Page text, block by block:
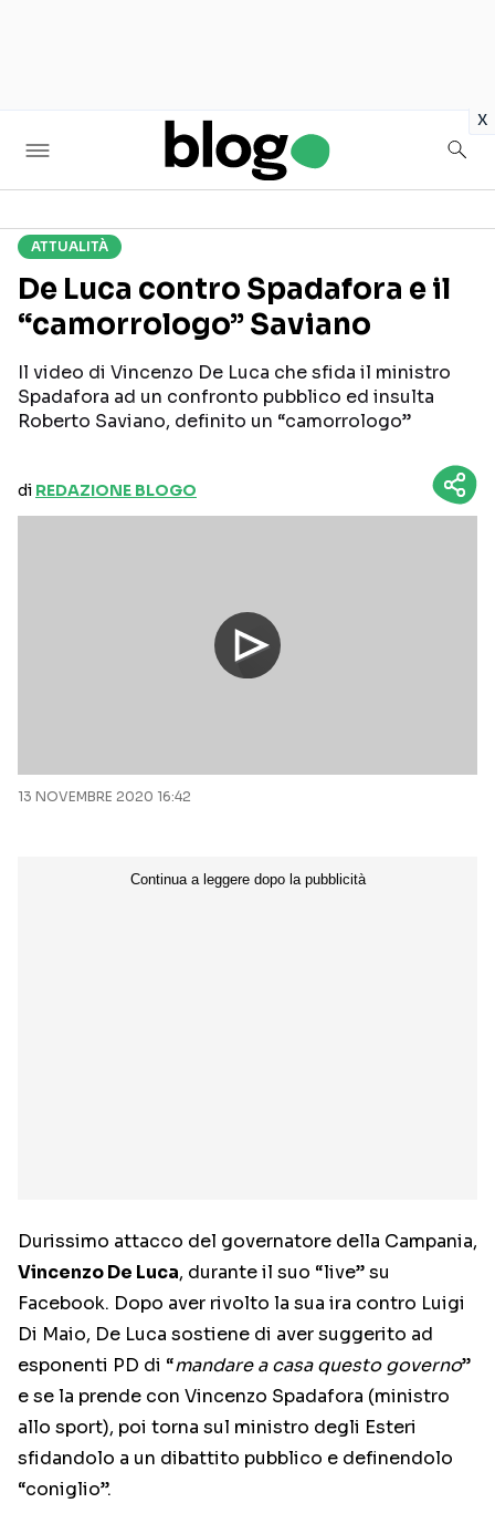
x
Seguici sui social
ATTUALITÀ
De Luca contro Spadafora e il
“camorrologo” Saviano
Il video di Vincenzo De Luca che sfida il ministro
Spadafora ad un confronto pubblico ed insulta
Roberto Saviano, definito un “camorrologo”
di REDAZIONE BLOGO
13 NOVEMBRE 2020 16:42
Durissimo attacco del governatore della Campania,
Vincenzo De Luca, durante il suo “live” su
Facebook. Dopo aver rivolto la sua ira contro Luigi
Di Maio, De Luca sostiene di aver suggerito ad
esponenti PD di “mandare a casa questo governo”
e se la prende con Vincenzo Spadafora (ministro
allo sport), poi torna sul ministro degli Esteri
sfidandolo a un dibattito pubblico e definendolo
“coniglio”.